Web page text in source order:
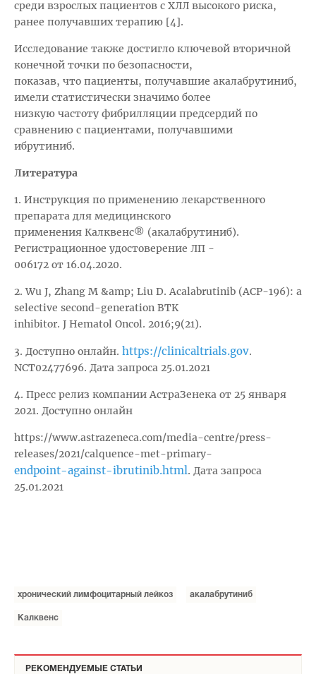
среди взрослых пациентов с ХЛЛ высокого риска,
ранее получавших терапию [4].
Исследование также достигло ключевой вторичной
конечной точки по безопасности,
показав, что пациенты, получавшие акалабрутиниб,
имели статистически значимо более
низкую частоту фибрилляции предсердий по
сравнению с пациентами, получавшими
ибрутиниб.
Литература
1. Инструкция по применению лекарственного
препарата для медицинского
применения Калквенс® (акалабрутиниб).
Регистрационное удостоверение ЛП -
006172 от 16.04.2020.
2. Wu J, Zhang M &amp; Liu D. Acalabrutinib (ACP-196): a
selective second-generation BTK
inhibitor. J Hematol Oncol. 2016;9(21).
3. Доступно онлайн. https://clinicaltrials.gov.
NCT02477696. Дата запроса 25.01.2021
4. Пресс релиз компании АстраЗенека от 25 января
2021. Доступно онлайн
https://www.astrazeneca.com/media-centre/press-
releases/2021/calquence-met-primary-
endpoint-against-ibrutinib.html. Дата запроса
25.01.2021
хронический лимфоцитарный лейкоз акалабрутиниб
Калквенс
РЕКОМЕНДУЕМЫЕ СТАТЬИ